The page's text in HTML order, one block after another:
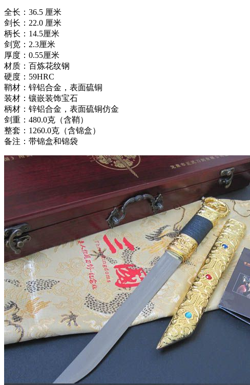
全长：36.5 厘米
剑长：22.0 厘米
柄长：14.5厘米
剑宽：2.3厘米
厚度：0.55厘米
材质：百炼花纹钢
硬度：59HRC
鞘材：锌铝合金，表面硫铜
装材：镶嵌装饰宝石
柄材：锌铝合金，表面硫铜仿金
剑重：480.0克（含鞘）
整套：1260.0克（含锦盒）
备注：带锦盒和锦袋